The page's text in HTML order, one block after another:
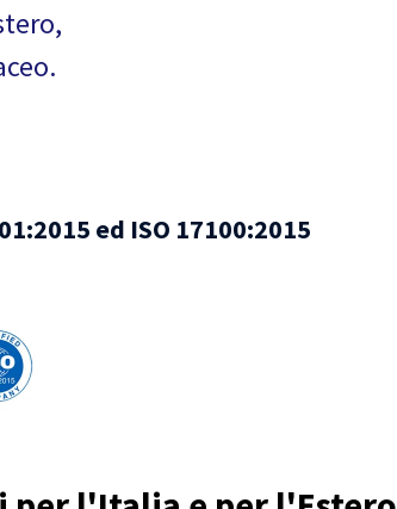
ed ISO 17100:2015